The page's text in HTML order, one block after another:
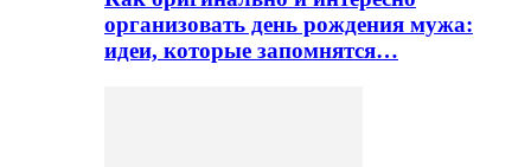
организовать день рождения мужа:
идеи, которые запомнятся…